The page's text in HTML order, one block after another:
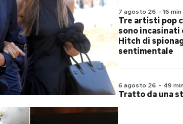
7 agosto 26 -16 min
Tre artisti pop
sono incasinati
Hitch di
sentimentale
6 agosto 26 - 49
Tratto da una